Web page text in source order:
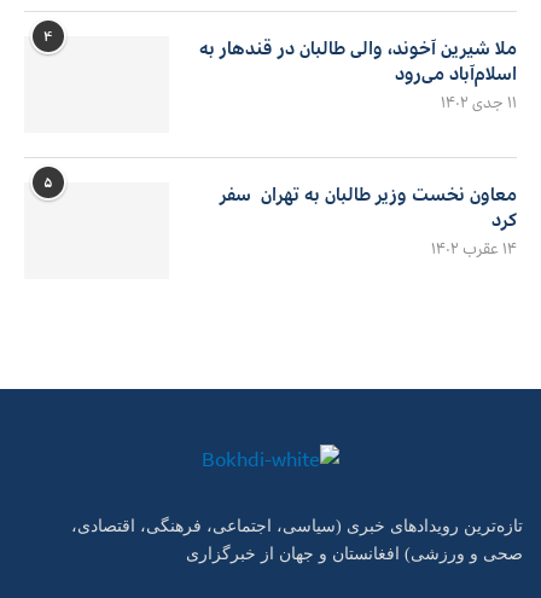
۴
ملا شیرین آخوند، والی طالبان در قندهار به
اسلام‌آباد می‌رود
۱۱ جدی ۱۴۰۲
۵
معاون نخست وزیر طالبان به تهران سفر
کرد
۱۴ عقرب ۱۴۰۲
تازه‌ترین رویدادهای خبری (سیاسی، اجتماعی، فرهنگی، اقتصادی،
صحی و ورزشی) افغانستان و جهان از خبرگزاری